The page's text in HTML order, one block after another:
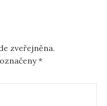
zveřejněna.
*